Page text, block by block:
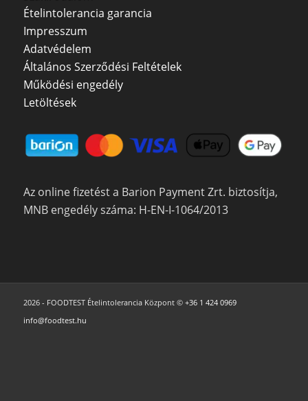
Ételintolerancia garancia
Impresszum
Adatvédelem
Általános Szerződési Feltételek
Működési engedély
Letöltések
Az online fizetést a Barion Payment Zrt. biztosítja,
MNB engedély száma: H-EN-I-1064/2013
2026 - FOODTEST Ételintolerancia Központ © +36 1 424 0969
info@foodtest.hu